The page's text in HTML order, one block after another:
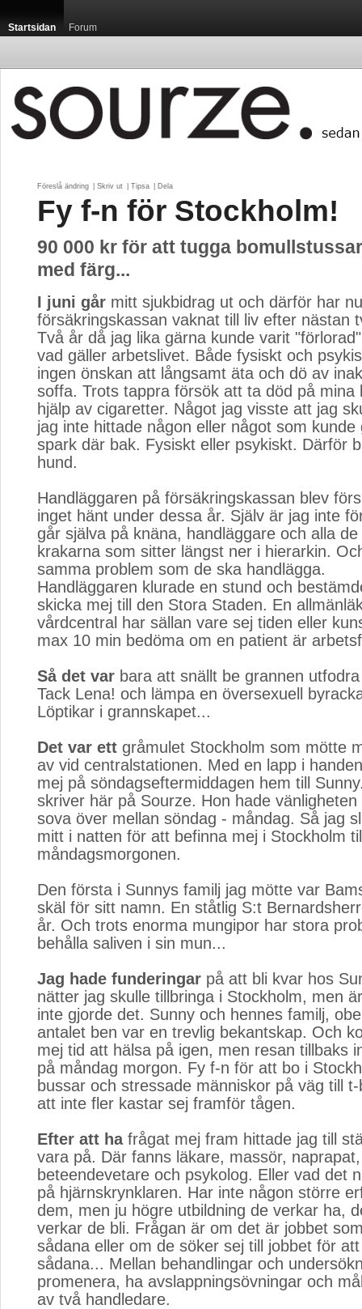
Startsidan Forum
Föreslå ändring Skriv ut Tipsa Dela
Fy f-n för Stockholm!
90 000 kr för att tugga
med färg...
I juni går mitt sjukbidrag ut och därför har nu
försäkringskassan vaknat till liv efter nästan
Två år då jag lika gärna kunde varit
vad gäller arbetslivet. Både fysiskt och
ingen önskan att långsamt äta och dö av
soffa. Trots tappra försök att ta död på mina
hjälp av cigaretter. Något jag visste att jag
jag inte hittade någon eller något som kunde
spark där bak. Fysiskt eller psykiskt. Därför
hund.
Handläggaren på försäkringskassan blev
inget hänt under dessa år. Själv är jag inte
går själva på knäna, handläggare och alla
krakarna som sitter längst ner i hierarkin.
samma problem som de ska handlägga.
Handläggaren klurade en stund och
skicka mej till den Stora Staden. En
vårdcentral har sällan vare sej tiden eller
max 10 min bedöma om en patient är
Så det var bara att snällt be grannen
Tack Lena! och lämpa en översexuell
Löptikar i grannskapet...
Det var ett gråmulet Stockholm som mötte
av vid centralstationen. Med en lapp i
mej på söndagseftermiddagen hem till
skriver här på Sourze. Hon hade
sova över mellan söndag - måndag. Så jag
mitt i natten för att befinna mej i Stockholm
måndagsmorgonen.
Den första i Sunnys familj jag mötte var
skäl för sitt namn. En ståtlig S:t
år. Och trots enorma mungipor har stora
behålla saliven i sin mun...
Jag hade funderingar på att bli kvar hos
nätter jag skulle tillbringa i Stockholm, men
inte gjorde det. Sunny och hennes familj,
antalet ben var en trevlig bekantskap. Och
mej tid att hälsa på igen, men resan tillbaks
på måndag morgon. Fy f-n för att bo i
bussar och stressade människor på väg till
att inte fler kastar sej framför tågen.
Efter att hafrågat mej fram hittade jag till
vara på. Där fanns läkare, massör,
beteendevetare och psykolog. Eller vad det
på hjärnskrynklaren. Har inte någon större
dem, men ju högre utbildning de verkar ha,
verkar de bli. Frågan är om det är jobbet
sådana eller om de söker sej till jobbet för
sådana... Mellan behandlingar och
promenera, ha avslappningsövningar och
av två handledare.